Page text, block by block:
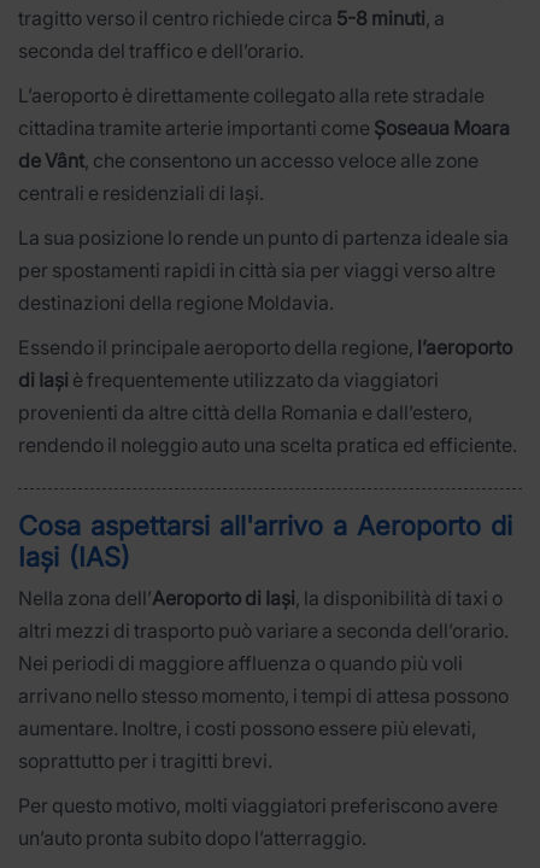
tragitto verso il centro richiede circa 5-8 minuti, a
seconda del traffico e dell’orario.
L’aeroporto è direttamente collegato alla rete stradale
cittadina tramite arterie importanti come Șoseaua Moara
de Vânt, che consentono un accesso veloce alle zone
centrali e residenziali di Iași.
La sua posizione lo rende un punto di partenza ideale sia
per spostamenti rapidi in città sia per viaggi verso altre
destinazioni della regione Moldavia.
Essendo il principale aeroporto della regione, l’aeroporto
di Iași è frequentemente utilizzato da viaggiatori
provenienti da altre città della Romania e dall’estero,
rendendo il noleggio auto una scelta pratica ed efficiente.
Cosa aspettarsi all'arrivo a Aeroporto di
Iași (IAS)
Nella zona dell’Aeroporto di Iași, la disponibilità di taxi o
altri mezzi di trasporto può variare a seconda dell’orario.
Nei periodi di maggiore affluenza o quando più voli
arrivano nello stesso momento, i tempi di attesa possono
aumentare. Inoltre, i costi possono essere più elevati,
soprattutto per i tragitti brevi.
Per questo motivo, molti viaggiatori preferiscono avere
un’auto pronta subito dopo l’atterraggio.